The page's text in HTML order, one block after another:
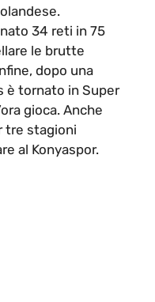
34 reti in 75
le brutte
dopo una
è tornato in Super
gioca. Anche
tre stagioni
al Konyaspor.